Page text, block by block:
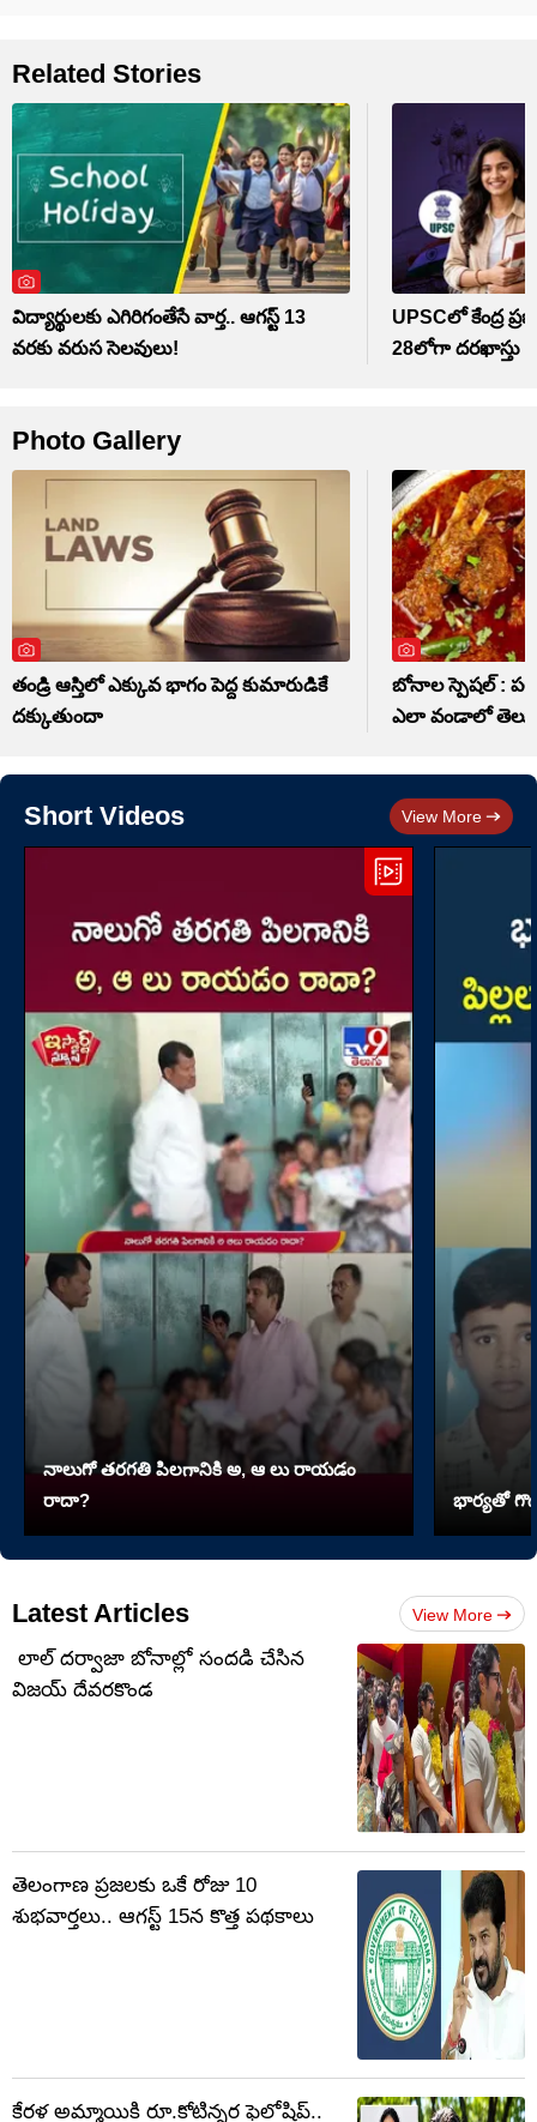
Related Stories
విద్యార్థులకు ఎగిరిగంతేసే వార్త.. ఆగస్ట్ 13
వరకు వరుస సెలవులు!
UPSCలో కేంద్ర
28లోగా దరఖాస్తు
Photo Gallery
తండ్రి ఆస్తిలో ఎక్కువ భాగం పెద్ద కుమారుడికే
దక్కుతుందా
బోనాల స్పెషల్ :
ఎలా వండాలో
Short Videos View More
నాలుగో త‌ర‌గతి పిలగానికి అ, ఆ లు రాయ‌డం
రాదా?
భార్యతో
Latest Articles View More
లాల్ దర్వాజా బోనాల్లో సందడి చేసిన
విజయ్ దేవరకొండ
తెలంగాణ ప్రజలకు ఒకే రోజు 10
శుభవార్తలు.. ఆగస్ట్‌ 15న కొత్త పథకాలు
కేరళ అమ్మాయికి రూ.కోటిన్నర ఫెలోషిప్‌..